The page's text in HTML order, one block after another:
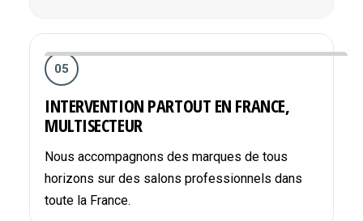
05
INTERVENTION PARTOUT EN FRANCE,
MULTISECTEUR
Nous accompagnons des marques de tous
horizons sur des salons professionnels dans
toute la France.